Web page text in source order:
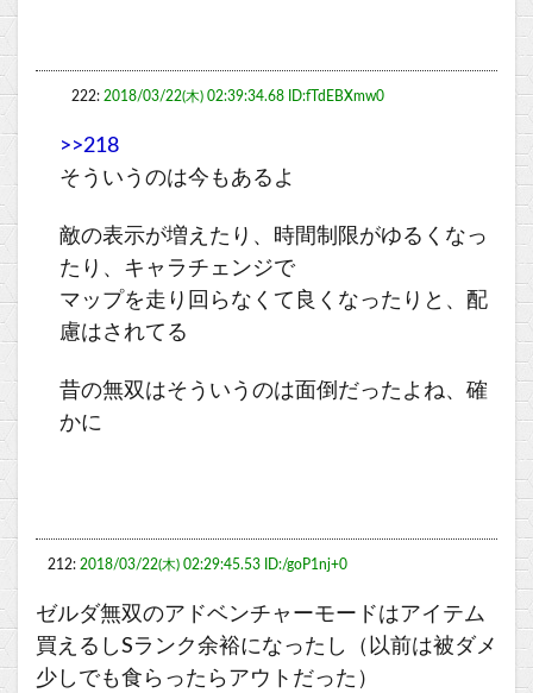
222: 2018/03/22(木) 02:39:34.68 ID:fTdEBXmw0
>>218
そういうのは今もあるよ
敵の表示が増えたり、時間制限がゆるくなっ
たり、キャラチェンジで
マップを走り回らなくて良くなったりと、配
慮はされてる
昔の無双はそういうのは面倒だったよね、確
かに
212: 2018/03/22(木) 02:29:45.53 ID:/goP1nj+0
ゼルダ無双のアドベンチャーモードはアイテム
買えるしSランク余裕になったし（以前は被ダメ
少しでも食らったらアウトだった）